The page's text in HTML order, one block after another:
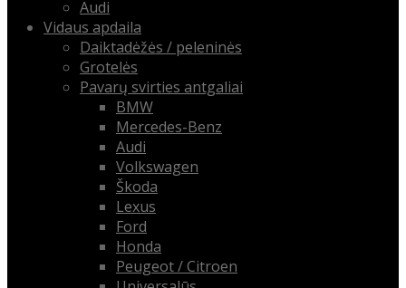
Audi
Vidaus apdaila
Daiktadėžės / peleninės
Grotelės
Pavarų svirties antgaliai
BMW
Mercedes-Benz
Audi
Volkswagen
Škoda
Lexus
Ford
Honda
Peugeot / Citroen